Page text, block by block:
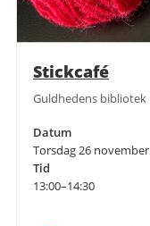
Stickcafé
Guldhedens bibliotek
Datum
Torsdag 26 november
Tid
13:00–14:30